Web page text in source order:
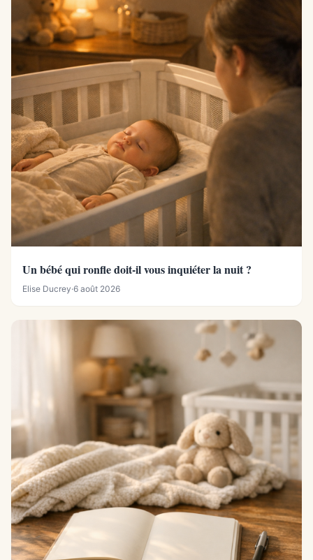
Un bébé qui ronfle doit-il vous inquiéter la nuit ?
Elise Ducrey·6 août 2026